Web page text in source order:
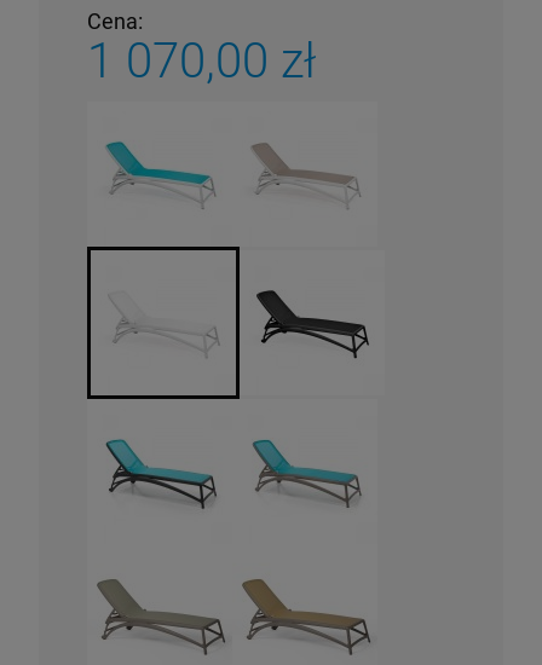
Cena:
1 070,00 zł